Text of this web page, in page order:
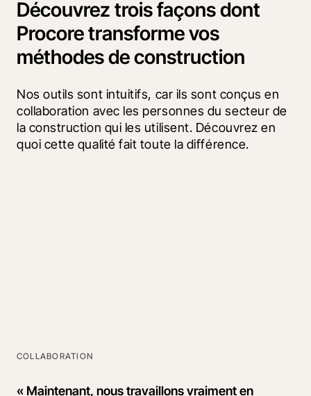
Découvrez trois façons dont
Procore transforme vos
méthodes de construction
Nos outils sont intuitifs, car ils sont conçus en
collaboration avec les personnes du secteur de
la construction qui les utilisent. Découvrez en
quoi cette qualité fait toute la différence.
COLLABORATION
« Maintenant, nous travaillons vraiment en